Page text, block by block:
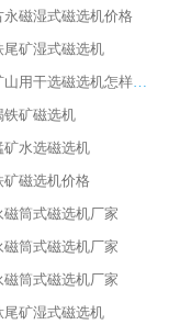
永磁湿式磁选机价格
尾矿湿式磁选机
甘肃矿山用干选磁选机怎样调磁
铁矿磁选机
矿水选磁选机
矿磁选机价格
磁筒式磁选机厂家
磁筒式磁选机厂家
磁筒式磁选机厂家
尾矿湿式磁选机